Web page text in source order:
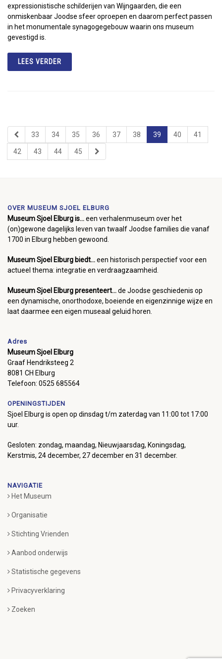
expressionistische schilderijen van Wijngaarden, die een
onmiskenbaar Joodse sfeer oproepen en daarom perfect passen
in het monumentale synagogegebouw waarin ons museum
gevestigd is.
LEES VERDER
33 34 35 36 37 38 39 40 41
42 43 44 45
OVER MUSEUM SJOEL ELBURG
Museum Sjoel Elburg is...een verhalenmuseum over het
(on)gewone dagelijks leven van twaalf Joodse families die vanaf
1700 in Elburg hebben gewoond.
Museum Sjoel Elburg biedt...een historisch perspectief voor een
actueel thema: integratie en verdraagzaamheid.
Museum Sjoel Elburg presenteert...de Joodse geschiedenis op
een dynamische, onorthodoxe, boeiende en eigenzinnige wijze en
laat daarmee een eigen museaal geluid horen.
Adres
Museum Sjoel Elburg
Graaf Hendriksteeg 2
8081 CH Elburg
Telefoon: 0525 685564
OPENINGSTIJDEN
Sjoel Elburg is open op dinsdag t/m zaterdag van 11:00 tot 17:00
uur.
Gesloten: zondag, maandag, Nieuwjaarsdag, Koningsdag,
Kerstmis, 24 december, 27 december en 31 december.
NAVIGATIE
Het Museum
Organisatie
Stichting Vrienden
Aanbod onderwijs
Statistische gegevens
Privacyverklaring
Zoeken